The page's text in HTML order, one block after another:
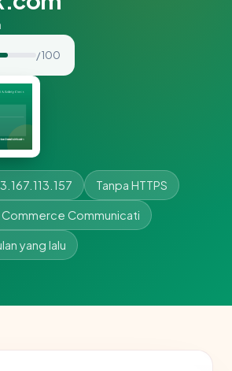
/ 100
Tanpa HTTPS
Communicati
yang lalu